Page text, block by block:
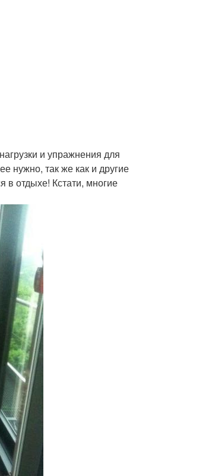
и упражнения для
нужно, так же как и другие
отдыхе! Кстати, многие